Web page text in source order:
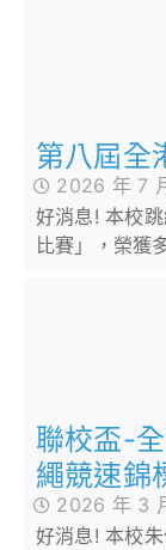
第八屆全
2026 年 7
好消息! 本校
比賽」，榮獲
聯校盃-
繩競速錦
2026 年 3
好消息! 本校